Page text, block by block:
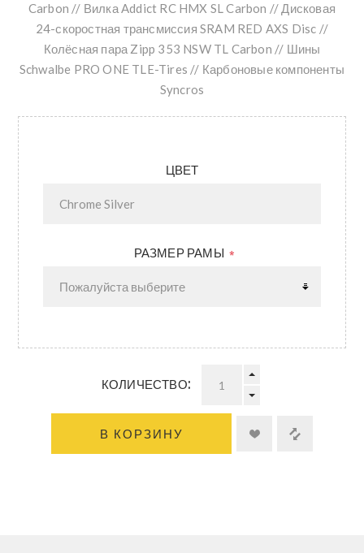
Carbon // Вилка Addict RC HMX SL Carbon // Дисковая
24-скоростная трансмиссия SRAM RED AXS Disc //
Колёсная пара Zipp 353 NSW TL Carbon // Шины
Schwalbe PRO ONE TLE-Tires // Карбоновые компоненты
Syncros
ЦВЕТ
РАЗМЕР РАМЫ *
КОЛИЧЕСТВО:
В КОРЗИНУ